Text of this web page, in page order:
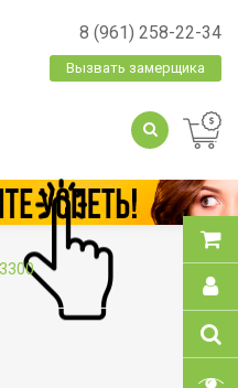
8 (961) 258-22-34
Вызвать замерщика